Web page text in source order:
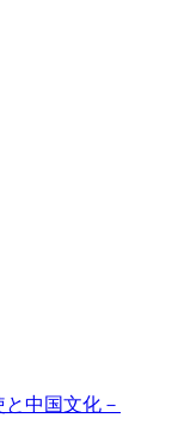
中国文化－